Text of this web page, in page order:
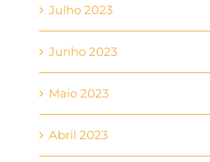
Julho 2023
Junho 2023
Maio 2023
Abril 2023